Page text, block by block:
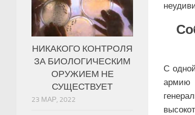
С
армию
НИКАКОГО КОНТРОЛЯ
ЗА БИОЛОГИЧЕСКИМ
ОРУЖИЕМ НЕ
СУЩЕСТВУЕТ
23 МАР, 2022